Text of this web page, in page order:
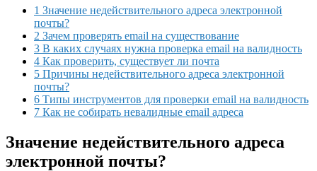
1 Значение недействительного адреса электронной
почты?
2 Зачем проверять email на существование
3 В каких случаях нужна проверка email на валидность
4 Как проверить, существует ли почта
5 Причины недействительного адреса электронной
почты?
6 Типы инструментов для проверки email на валидность
7 Как не собирать невалидные email адреса
Значение недействительного адреса
электронной почты?